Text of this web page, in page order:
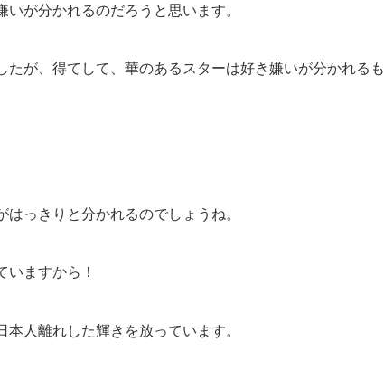
が分かれるのだろうと思います。
が、得てして、華のあるスターは好き嫌いが分かれるも
っきりと分かれるのでしょうね。
いますから！
人離れした輝きを放っています。